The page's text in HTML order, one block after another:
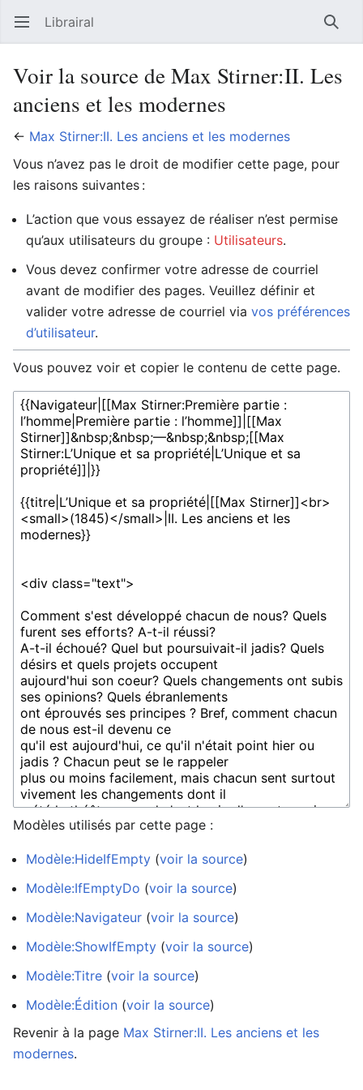
Ouvrir le menu principal Librairal
Voir la source de Max Stirner:II. Les
anciens et les modernes
← Max Stirner:II. Les anciens et les modernes
Vous n’avez pas le droit de modifier cette page, pour
les raisons suivantes :
L’action que vous essayez de réaliser n’est permise
qu’aux utilisateurs du groupe : Utilisateurs.
Vous devez confirmer votre adresse de courriel
avant de modifier des pages. Veuillez définir et
valider votre adresse de courriel via vos préférences
d’utilisateur.
Vous pouvez voir et copier le contenu de cette page.
Modèles utilisés par cette page :
Modèle:HideIfEmpty (voir la source)
Modèle:IfEmptyDo (voir la source)
Modèle:Navigateur (voir la source)
Modèle:ShowIfEmpty (voir la source)
Modèle:Titre (voir la source)
Modèle:Édition (voir la source)
Revenir à la page Max Stirner:II. Les anciens et les
modernes.